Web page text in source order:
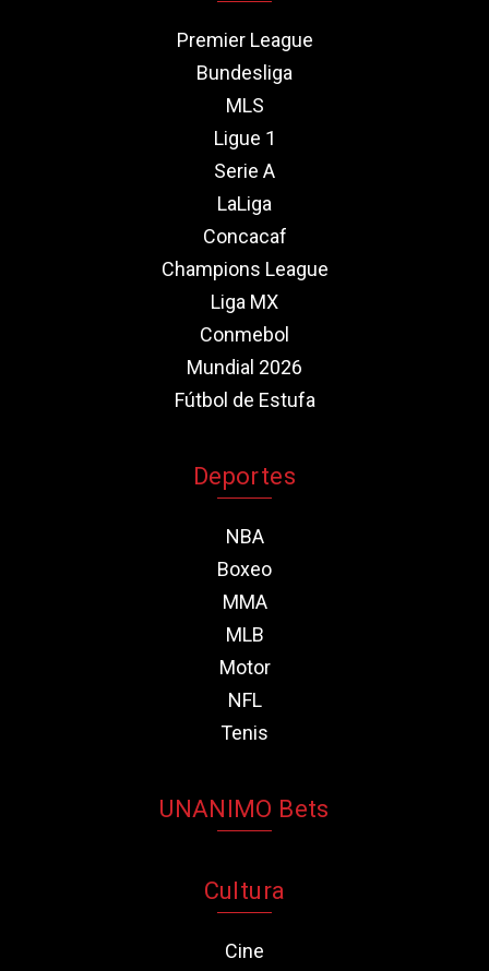
Premier League
Bundesliga
MLS
Ligue 1
Serie A
LaLiga
Concacaf
Champions League
Liga MX
Conmebol
Mundial 2026
Fútbol de Estufa
Deportes
NBA
Boxeo
MMA
MLB
Motor
NFL
Tenis
UNANIMO Bets
Cultura
Cine